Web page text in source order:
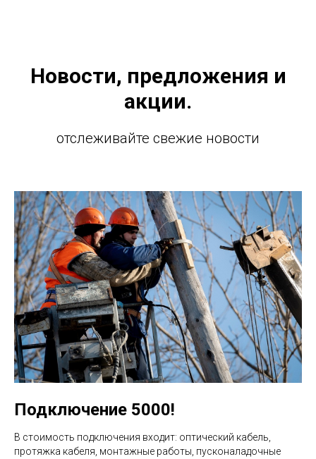
Новости, предложения и
акции.
отслеживайте свежие новости
Подключение 5000!
В стоимость подключения входит: оптический кабель,
протяжка кабеля, монтажные работы, пусконаладочные